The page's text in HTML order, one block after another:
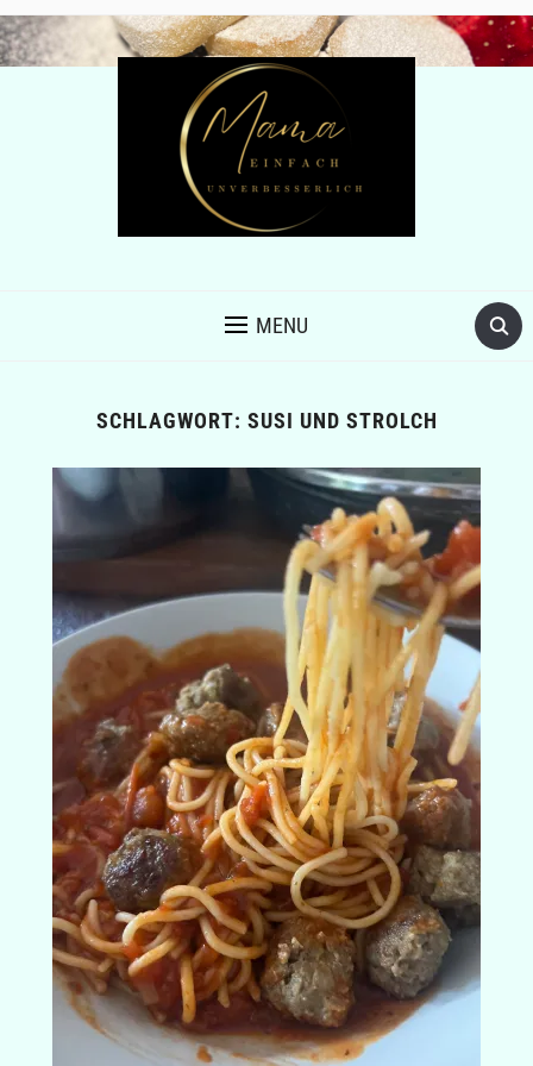
MENU
SCHLAGWORT: SUSI UND STROLCH